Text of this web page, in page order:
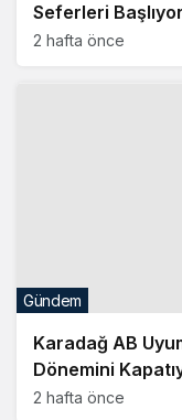
Seferleri Başlıyor
2 hafta önce
Karadağ AB
Dönemini
2 hafta önce
Gündem